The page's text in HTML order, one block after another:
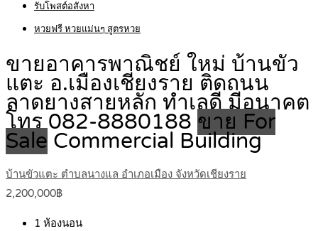
รับโพสต์อสังหา
หวยฟรี หวยแม่นๆ สูตรหวย
ขายอาคารพาณิชย์ ใหม่ บ้านขัว
แตะ อ.เมืองเชียงราย ติดถนน
ลาดยางสายหลัก ทำเลดี มีอนาคต
โทร 082-8880188 ขาย For
Sale Commercial Building
บ้านขัวแตะ ตำบลนางแล อำเภอเมือง จังหวัดเชียงราย
2,200,000฿
1 ห้องนอน